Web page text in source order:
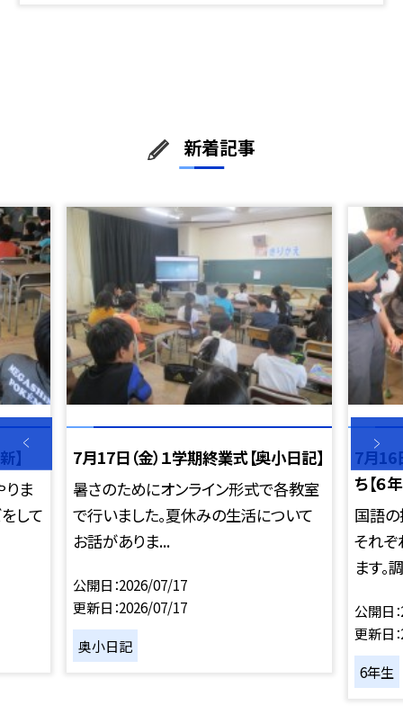
新着記事
】
ま
して
7月17日（金）１学期終業式【奥小日記】
暑さのためにオンライン形式で各教室
で行いました。夏休みの生活について
お話がありま...
公開日 2026/07/17
更新日 2026/07/17
奥小日記
7月16
ち【６
国語の
それぞ
ます。
公開日
更新日
6年生